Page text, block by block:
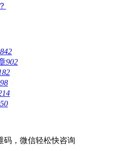
902
码，微信轻松快咨询